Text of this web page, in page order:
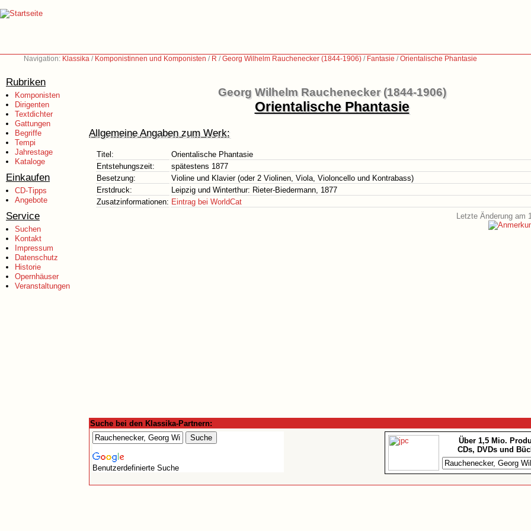
Navigation: Klassika / Komponistinnen und Komponisten / R /Georg Wilhelm Rauchenecker (1844-1906) / Fantasie /Orientalische Phantasie
Rubriken
Komponisten
Dirigenten
Textdichter
Gattungen
Begriffe
Tempi
Jahrestage
Kataloge
Einkaufen
CD-Tipps
Angebote
Service
Suchen
Kontakt
Impressum
Datenschutz
Historie
Opernhäuser
Veranstaltungen
Georg Wilhelm Rauchenecker (1844-1906)
Orientalische Phantasie
Allgemeine Angaben zum Werk:
Titel:
Orientalische Phantasie
Entstehungszeit:
spätestens 1877
Besetzung:
Violine und Klavier (oder 2 Violinen, Viola, Violoncello und Kontrabass)
Erstdruck:
Leipzig und Winterthur: Rieter-Biedermann, 1877
Zusatzinformationen: Eintrag bei WorldCat
Letzte Änderung am
Suche bei den Klassika-Partnern:
Benutzerdefinierte Suche
Über 1,5 Mio.
CDs, DVDs und